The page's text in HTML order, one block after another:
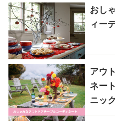
おし
ィー
アウ
ネー
ニッ